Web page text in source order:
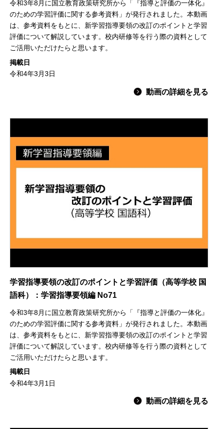
令和3年8月に国立教育政策研究所から「『指導と評価の一体化』
のための学習評価に関する参考資料」が発行されました。本動画
は、参考資料をもとに、新学習指導要領の改訂のポイントと学習
評価について解説しています。校内研修等を行う際の資料として
ご活用いただけたらと思います。
掲載日
令和4年3月3日
動画の詳細を見る
学習指導要領の改訂のポイントと学習評価（高等学校 国
語科）：学習指導要領編 No71
令和3年8月に国立教育政策研究所から「『指導と評価の一体化』
のための学習評価に関する参考資料」が発行されました。本動画
は、参考資料をもとに、新学習指導要領の改訂のポイントと学習
評価について解説しています。校内研修等を行う際の資料として
ご活用いただけたらと思います。
掲載日
令和4年3月1日
動画の詳細を見る